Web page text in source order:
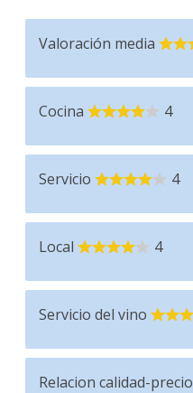
Valoración media
Cocina 4
Servicio 4
Local 4
Servicio del vino
Relacion calidad-precio